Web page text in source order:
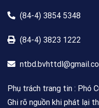
(84-4) 3854 5348
(84-4) 3823 1222
Phụ trách trang tin : Phó
Ghi rõ nguồn khi phát lại